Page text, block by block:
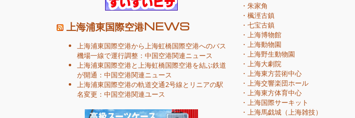
上海浦東国際空港NEWS
上海浦東国際空港から上海虹橋国際空港へのバス
機場一線で運行調整：中国空港関連ニュース
上海浦東国際空港と上海虹橋国際空港を結ぶ鉄道
が開通：中国空港関連ニュース
上海浦東国際空港の軌道交通2号線とリニアの駅
名変更：中国空港関連ユース
・ 朱家角
・ 楓涇古鎮
・ 七宝古鎮
・ 上海博物館
・ 上海動物園
・ 上海野生動物園
・ 上海大劇院
・ 上海東方芸術中心
・ 上海交響楽団ホール
・ 上海東方体育中心
・ 上海国際サーキット
・ 上海馬戯城（上海雑技）